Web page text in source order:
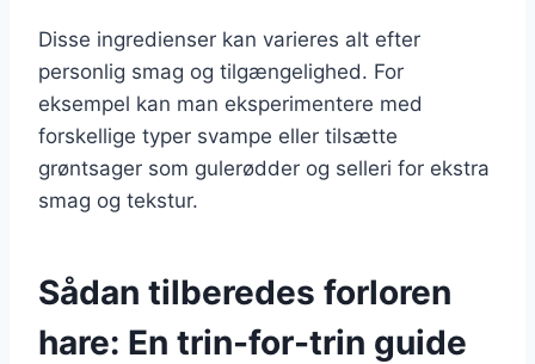
Disse ingredienser kan varieres alt efter
personlig smag og tilgængelighed. For
eksempel kan man eksperimentere med
forskellige typer svampe eller tilsætte
grøntsager som gulerødder og selleri for ekstra
smag og tekstur.
Sådan tilberedes forloren
hare: En trin-for-trin guide